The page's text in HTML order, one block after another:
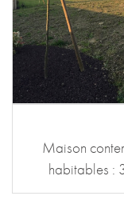
Maison
habitables :